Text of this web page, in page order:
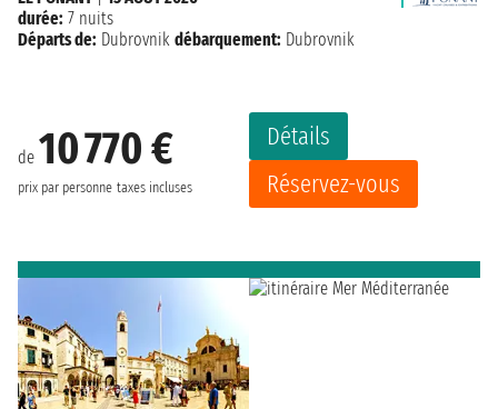
de 10 770 €
prix par personne taxes incluses
Détails
Réservez-vous
durée: 7 nuits
Départs de: Dubrovnik débarquement: Dubrovnik